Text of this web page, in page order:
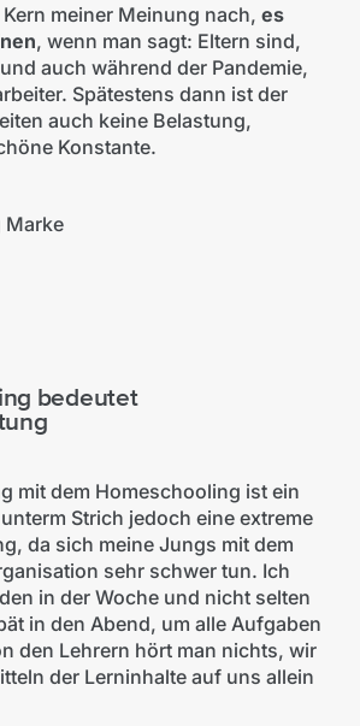
meiner Meinung nach, es
, wenn man sagt: Eltern sind,
auch während der Pandemie,
Spätestens dann ist der
auch keine Belastung,
Konstante.
Marke
bedeutet
mit dem Homeschooling ist ein
Strich jedoch eine extreme
da sich meine Jungs mit dem
sehr schwer tun. Ich
in der Woche und nicht selten
in den Abend, um alle Aufgaben
den Lehrern hört man nichts, wir
der Lerninhalte auf uns allein